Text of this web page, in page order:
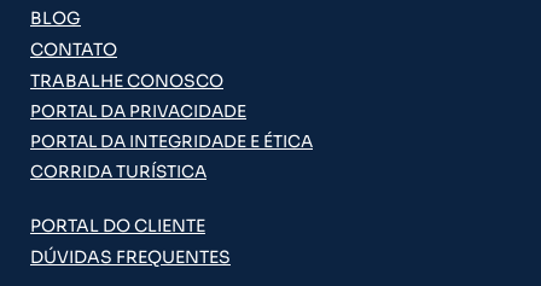
BLOG
CONTATO
TRABALHE CONOSCO
PORTAL DA PRIVACIDADE
PORTAL DA INTEGRIDADE E ÉTICA
CORRIDA TURÍSTICA
PORTAL DO CLIENTE
DÚVIDAS FREQUENTES